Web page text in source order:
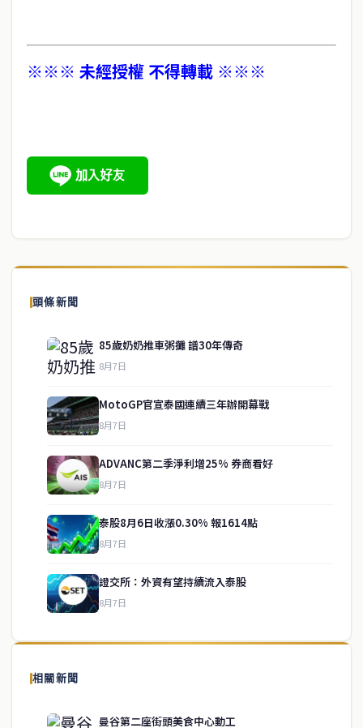
※※※ 未經授權 不得轉載 ※※※
頭條新聞
85歲奶奶推車粥攤 譜30年傳奇
8月7日
MotoGP官宣泰國連續三年辦開幕戰
8月7日
ADVANC第二季淨利增25% 券商看好
8月7日
泰股8月6日收漲0.30% 報1614點
8月7日
證交所：外資有望持續流入泰股
8月7日
相關新聞
曼谷第二座街頭美食中心動工
關於我們
泰國中文新聞（TCN）是一家總部設於曼谷的中文新聞媒體，致力於
供即時、客觀、多元的中文新聞內容。
service@thaichinesenews.com